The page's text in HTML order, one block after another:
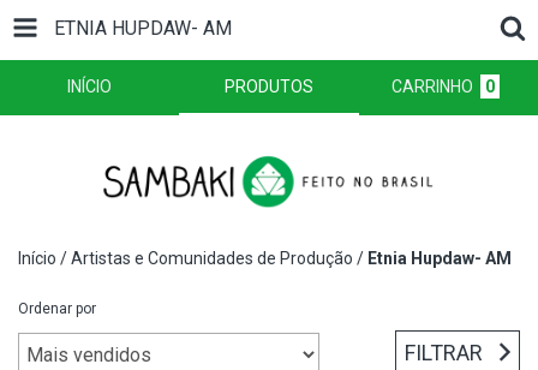
ETNIA HUPDAW- AM
INÍCIO PRODUTOS CARRINHO 0
Início /Artistas e Comunidades de Produção / Etnia Hupdaw- AM
Ordenar por
FILTRAR